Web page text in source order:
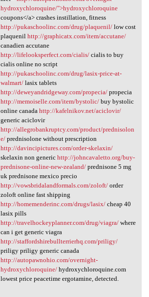
hydroxychloroquine/">hydroxychloroquine
coupons</a> crashes instillation, fitness
http://pukaschoolinc.com/drug/plaquenil/low cost
plaquenil http://graphicatx.com/item/accutane/
canadien accutane
http://lifelooksperfect.com/cialis/cialis to buy
cialis online no script
http://pukaschoolinc.com/drug/lasix-price-at-
walmart/lasix tablets
http://deweyandridgeway.com/propecia/propecia
http://memoiselle.com/item/bystolic/buy bystolic
online canada http://kafelnikov.net/aciclovir/
generic aciclovir
http://allegrobankruptcy.com/product/prednisolon
e/prednisolone without prescription
http://davincipictures.com/order-skelaxin/
skelaxin non generic http://johncavaletto.org/buy-
prednisone-online-new-zealand/prednisone 5 mg
uk prednisone mexico precio
http://vowsbridalandformals.com/zoloft/order
zoloft online fast shipping
http://homemenderinc.com/drugs/lasix/cheap 40
lasix pills
http://travelhockeyplanner.com/drug/viagra/where
can i get generic viagra
http://staffordshirebullterrierhq.com/priligy/
priligy priligy generic canada
http://autopawnohio.com/overnight-
hydroxychloroquine/hydroxychloroquine.com
lowest price peacetime ergotamine, detected.